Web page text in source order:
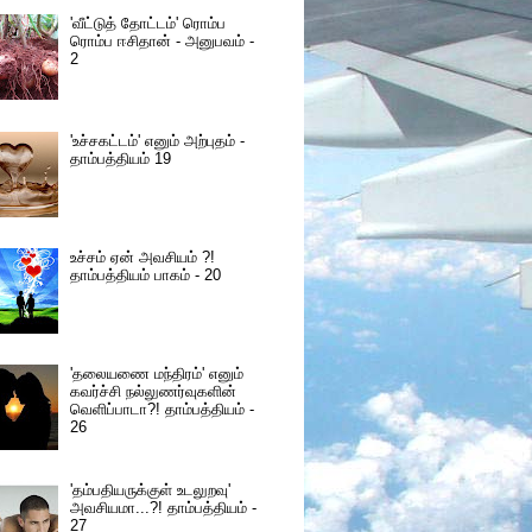
'வீட்டுத் தோட்டம்' ரொம்ப
ரொம்ப ஈசிதான் - அனுபவம் -
2
'உச்சகட்டம்' எனும் அற்புதம் -
தாம்பத்தியம் 19
உச்சம் ஏன் அவசியம் ?!
தாம்பத்தியம் பாகம் - 20
'தலையணை மந்திரம்' எனும்
கவர்ச்சி நல்லுணர்வுகளின்
வெளிப்பாடா?! தாம்பத்தியம் -
26
'தம்பதியருக்குள் உடலுறவு'
அவசியமா...?! தாம்பத்தியம் -
27